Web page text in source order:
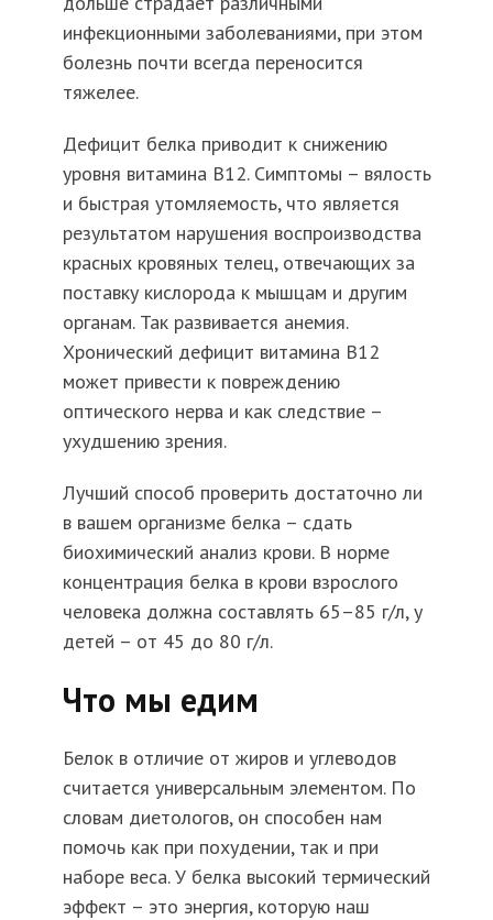
инфекционными заболеваниями, при этом
болезнь почти всегда переносится
тяжелее.
Дефицит белка приводит к снижению
уровня витамина B12. Симптомы – вялость
и быстрая утомляемость, что является
результатом нарушения воспроизводства
красных кровяных телец, отвечающих за
поставку кислорода к мышцам и другим
органам. Так развивается анемия.
Хронический дефицит витамина B12
может привести к повреждению
оптического нерва и как следствие –
ухудшению зрения.
Лучший способ проверить достаточно ли
в вашем организме белка – сдать
биохимический анализ крови. В норме
концентрация белка в крови взрослого
человека должна составлять 65–85 г/л, у
детей – от 45 до 80 г/л.
Что мы едим
Белок в отличие от жиров и углеводов
считается универсальным элементом. По
словам диетологов, он способен нам
помочь как при похудении, так и при
наборе веса. У белка высокий термический
эффект – это энергия, которую наш